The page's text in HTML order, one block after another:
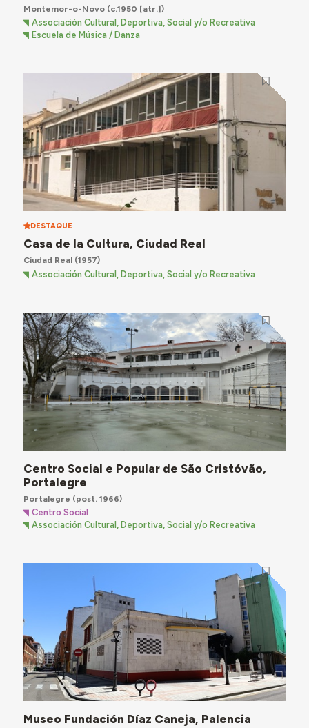
Montemor-o-Novo(c.1950 [atr.])
Associación Cultural, Deportiva, Social y/o Recreativa
Escuela de Música / Danza
DESTAQUE
Casa de la Cultura, Ciudad Real
Ciudad Real(1957)
Associación Cultural, Deportiva, Social y/o Recreativa
Centro Social e Popular de São Cristóvão,
Portalegre
Portalegre (post. 1966)
Centro Social
Associación Cultural, Deportiva, Social y/o Recreativa
Museo Fundación Díaz Caneja, Palencia